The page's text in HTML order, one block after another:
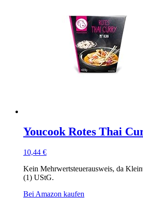
Youcook Rotes Thai
10,44 €
Kein Mehrwertsteuerausweis, da
(1) UStG.
Bei Amazon kaufen